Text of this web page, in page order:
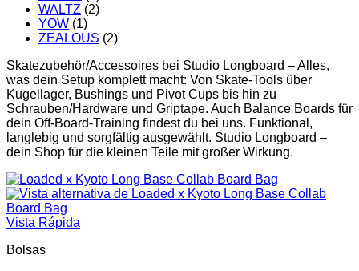
WALTZ (2)
YOW (1)
ZEALOUS (2)
Skatezubehör/Accessoires bei Studio Longboard – Alles,
was dein Setup komplett macht: Von Skate-Tools über
Kugellager, Bushings und Pivot Cups bis hin zu
Schrauben/Hardware und Griptape. Auch Balance Boards für
dein Off-Board-Training findest du bei uns. Funktional,
langlebig und sorgfältig ausgewählt. Studio Longboard –
dein Shop für die kleinen Teile mit großer Wirkung.
Vista Rápida
Bolsas